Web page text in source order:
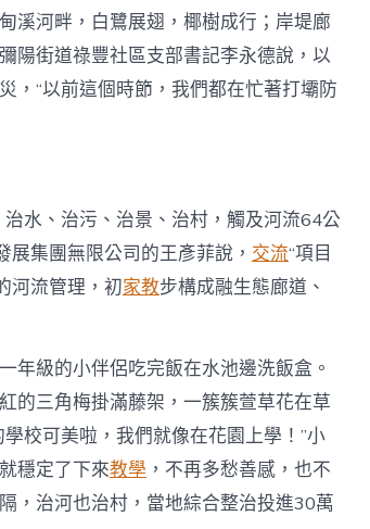
溪河畔，白鷺展翅，椰樹成行；岸堤廊
陽街道祿豐社區支部書記李永德說，以
，“以前這個時節，我們都在忙著打壩防
水、治污、治景、治村，觸及河流64公
展集團無限公司的王彥菲說， 交流“項目
河流管理，初家教步構成融生態廊道、
年級的小伴侶吃完飯在水池邊洗飯盒。
的三角梅掛滿藤架，一簇簇萱草花在草
校可美啦，我們就像在花園上學！”小
穩定了下來教學 ，不再多愁善感，也不
，治河也治村，當地綜合整治投進30萬